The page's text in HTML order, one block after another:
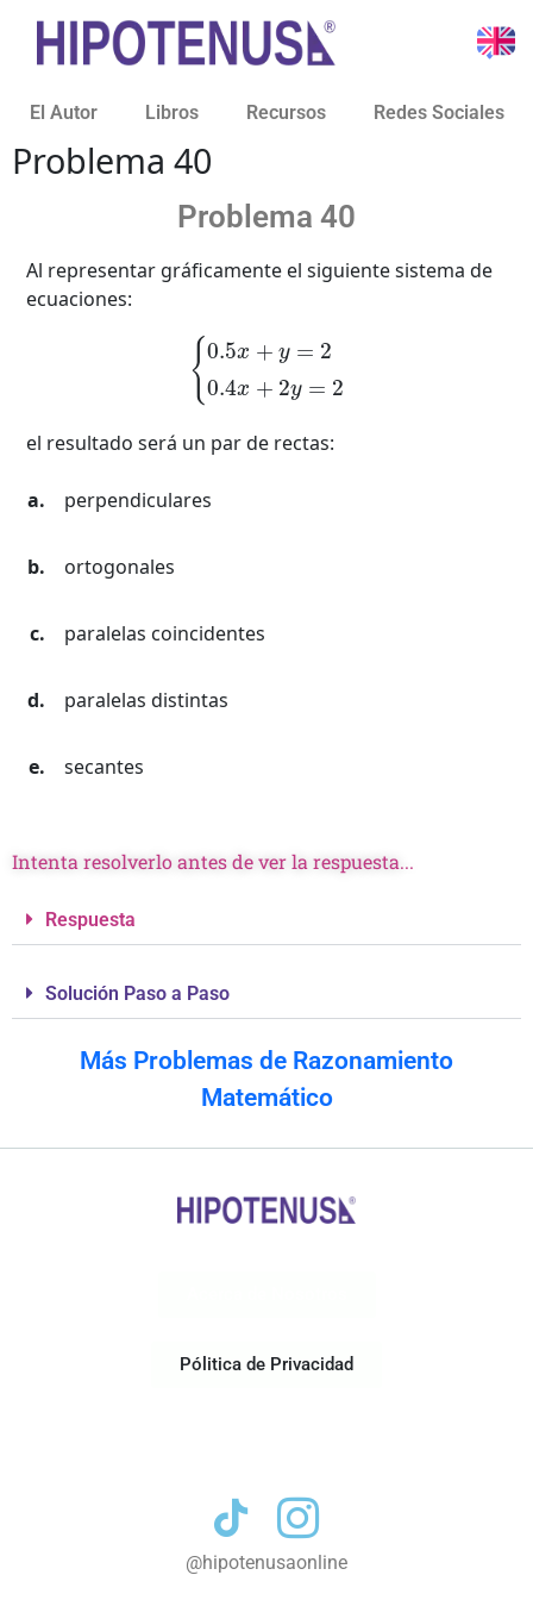
El Autor Libros Recursos Redes Sociales
Problema 40
Problema 40
Al representar gráficamente el siguiente sistema de
ecuaciones:
0.5x+ y 2
el resultado será un par de rectas:
perpendiculares
ortogonales
paralelas coincidentes
paralelas distintas
secantes
Intenta resolverlo antes de ver la respuesta...
Respuesta
Solución Paso a Paso
Más Problemas de Razonamiento
Matemático
Pólitica de Privacidad
@hipotenusaonline